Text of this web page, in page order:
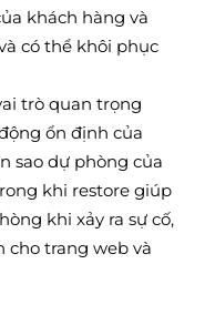
khách hàng và
có thể khôi phục
trò quan trọng
ổn định của
sao dự phòng của
khi restore giúp
khi xảy ra sự cố,
cho trang web và